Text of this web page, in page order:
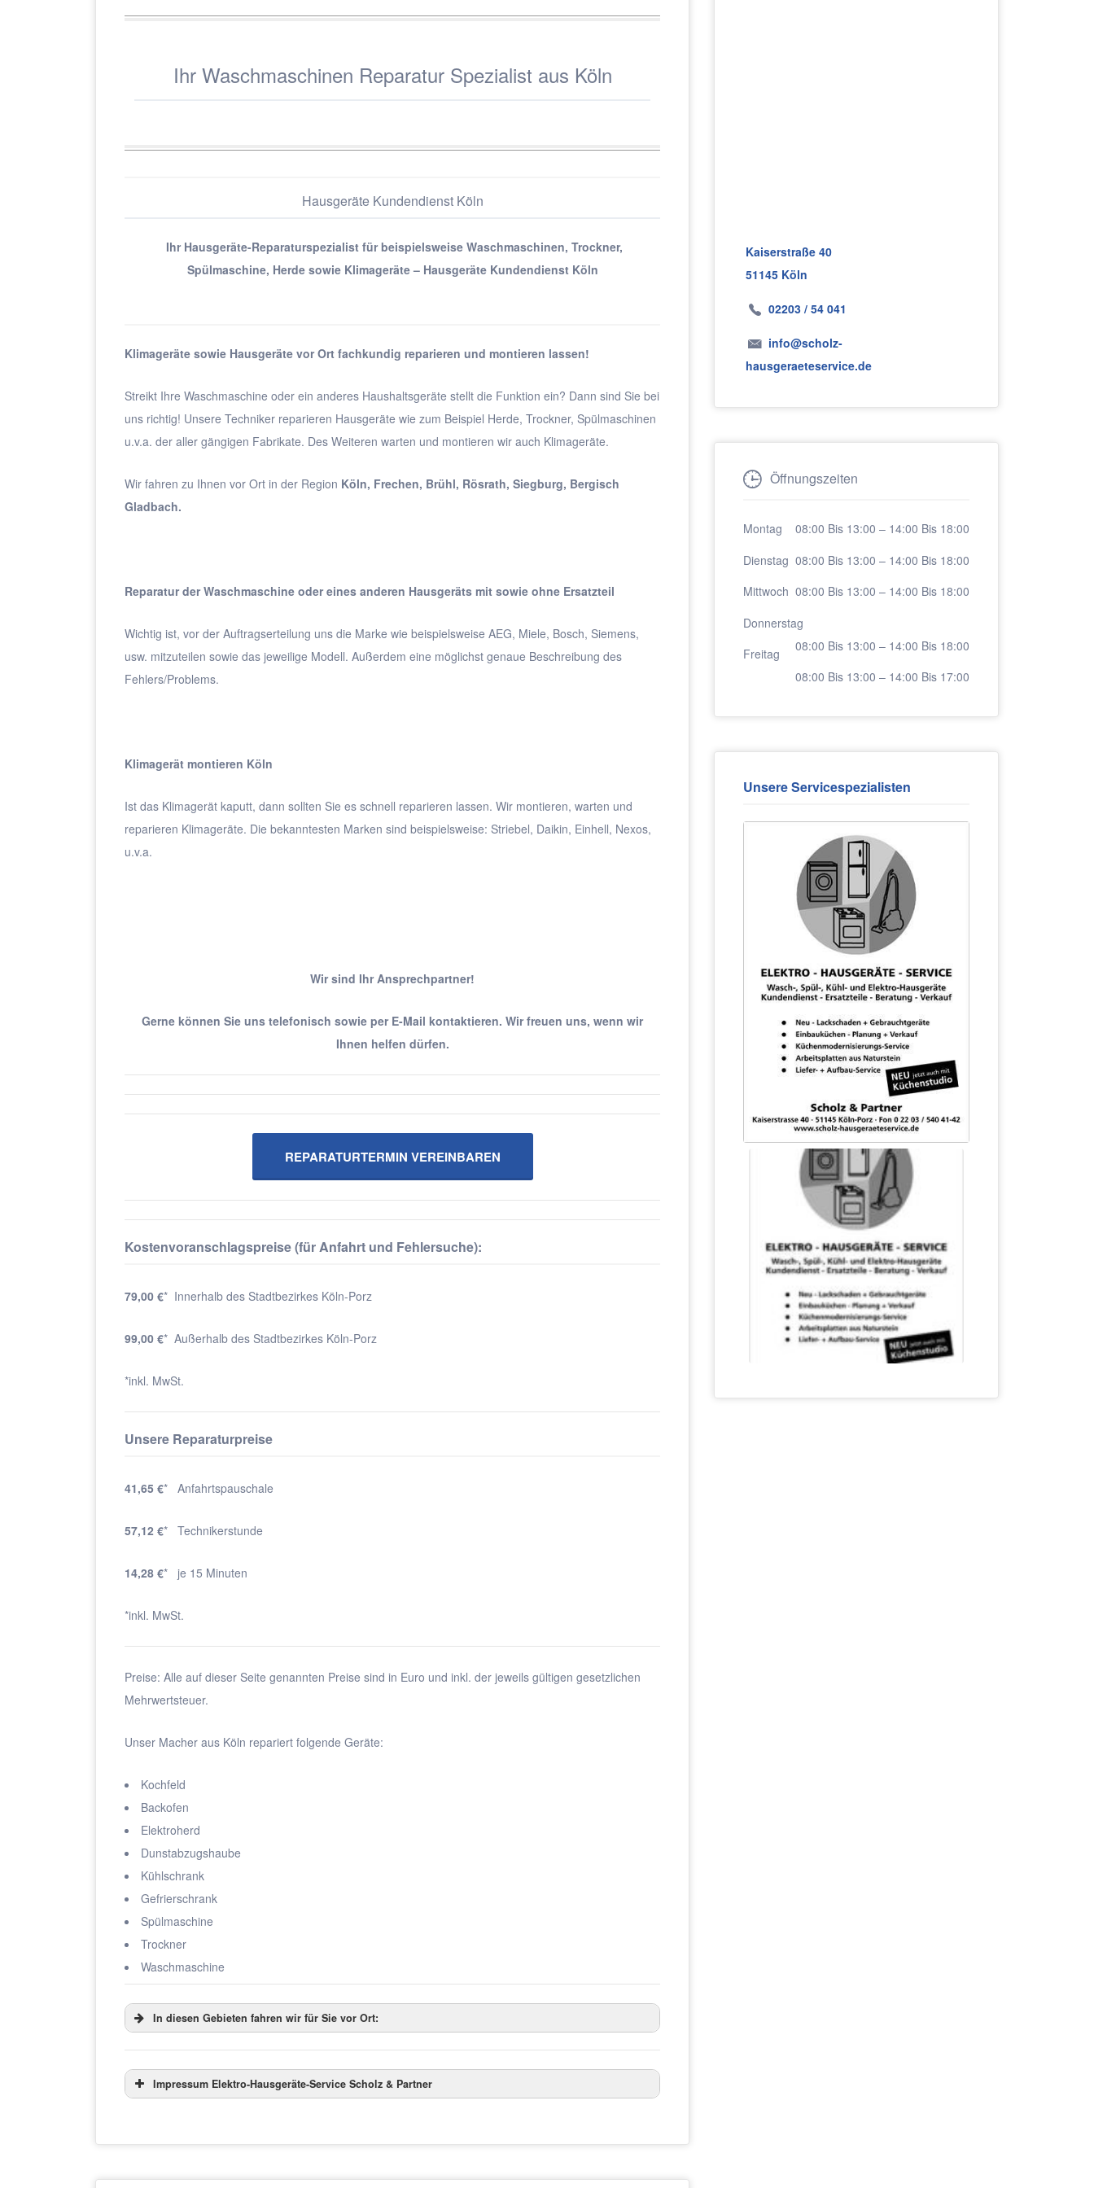
Ihr Waschmaschinen Reparatur Spezialist aus Köln
Hausgeräte Kundendienst Köln
Ihr Hausgeräte-Reparaturspezialist für beispielsweise Waschmaschinen, Trockner,
Spülmaschine, Herde sowie Klimageräte – Hausgeräte Kundendienst Köln
Klimageräte sowie Hausgeräte vor Ort fachkundig reparieren und montieren lassen!
Streikt Ihre Waschmaschine oder ein anderes Haushaltsgeräte stellt die Funktion ein? Dann sind Sie bei
uns richtig! Unsere Techniker reparieren Hausgeräte wie zum Beispiel Herde, Trockner, Spülmaschinen
u.v.a. der aller gängigen Fabrikate. Des Weiteren warten und montieren wir auch Klimageräte.
Wir fahren zu Ihnen vor Ort in der Region Köln, Frechen, Brühl, Rösrath, Siegburg, Bergisch
Gladbach.
Reparatur der Waschmaschine oder eines anderen Hausgeräts mit sowie ohne Ersatzteil
Wichtig ist, vor der Auftragserteilung uns die Marke wie beispielsweise AEG, Miele, Bosch, Siemens,
usw. mitzuteilen sowie das jeweilige Modell. Außerdem eine möglichst genaue Beschreibung des
Fehlers/Problems.
Klimagerät montieren Köln
Ist das Klimagerät kaputt, dann sollten Sie es schnell reparieren lassen. Wir montieren, warten und
reparieren Klimageräte. Die bekanntesten Marken sind beispielsweise: Striebel, Daikin, Einhell, Nexos,
u.v.a.
Wir sind Ihr Ansprechpartner!
Gerne können Sie uns telefonisch sowie per E-Mail kontaktieren. Wir freuen uns, wenn wir
Ihnen helfen dürfen.
REPARATURTERMIN VEREINBAREN
Kostenvoranschlagspreise (für Anfahrt und Fehlersuche):
79,00 €* Innerhalb des Stadtbezirkes Köln-Porz
99,00 €* Außerhalb des Stadtbezirkes Köln-Porz
*inkl. MwSt.
Unsere Reparaturpreise
41,65 €* Anfahrtspauschale
57,12 €* Technikerstunde
14,28 €* je 15 Minuten
*inkl. MwSt.
Preise: Alle auf dieser Seite genannten Preise sind in Euro und inkl. der jeweils gültigen gesetzlichen
Mehrwertsteuer.
Unser Macher aus Köln repariert folgende Geräte:
Kochfeld
Backofen
Elektroherd
Dunstabzugshaube
Kühlschrank
Gefrierschrank
Spülmaschine
Trockner
Waschmaschine
In diesen Gebieten fahren wir für Sie vor Ort:
Impressum Elektro-Hausgeräte-Service Scholz & Partner
Kaiserstraße 40
51145 Köln
02203 / 54 041
info@scholz-
hausgeraeteservice.de
Öffnungszeiten
Montag 08:00 Bis 13:00 – 14:00 Bis 18:00
Dienstag 08:00 Bis 13:00 – 14:00 Bis 18:00
Mittwoch 08:00 Bis 13:00 – 14:00 Bis 18:00
Donnerstag
08:00 Bis 13:00 – 14:00 Bis 18:00
Freitag
08:00 Bis 13:00 – 14:00 Bis 17:00
Unsere Servicespezialisten